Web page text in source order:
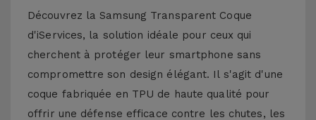
Découvrez la Samsung Transparent Coque
d'iServices, la solution idéale pour ceux qui
cherchent à protéger leur smartphone sans
compromettre son design élégant. Il s'agit d'une
coque fabriquée en TPU de haute qualité pour
offrir une défense efficace contre les chutes, les